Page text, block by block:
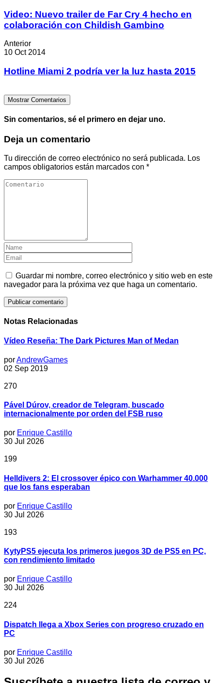
Video: Nuevo trailer de Far Cry 4 hecho en
colaboración con Childish Gambino
Anterior
10 Oct 2014
Hotline Miami 2 podría ver la luz hasta 2015
Mostrar Comentarios
Sin comentarios, sé el primero en dejar uno.
Deja un comentario
Tu dirección de correo electrónico no será publicada. Los
campos obligatorios están marcados con *
Guardar mi nombre, correo electrónico y sitio web en este
navegador para la próxima vez que haga un comentario.
Notas Relacionadas
Vídeo Reseña: The Dark Pictures Man of Medan
porAndrewGames
02 Sep 2019
270
Pável Dúrov, creador de Telegram, buscado
internacionalmente por orden del FSB ruso
por Enrique Castillo
30 Jul 2026
199
Helldivers 2: El crossover épico con Warhammer 40.000
que los fans esperaban
por Enrique Castillo
30 Jul 2026
193
KytyPS5 ejecuta los primeros juegos 3D de PS5 en PC,
con rendimiento limitado
por Enrique Castillo
30 Jul 2026
224
Dispatch llega a Xbox Series con progreso cruzado en
PC
por Enrique Castillo
30 Jul 2026